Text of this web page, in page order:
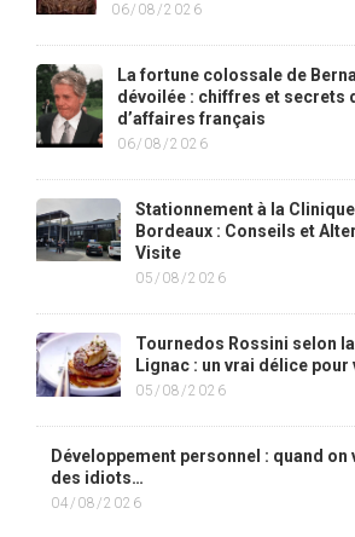
06/08/2026
La fortune colossale de
dévoilée : chiffres et secrets
d’affaires français
06/08/2026
Stationnement à la
Bordeaux : Conseils et
Visite
05/08/2026
Tournedos Rossini selon
Lignac : un vrai délice pour
05/08/2026
Développement personnel : quand on
des idiots…
04/08/2026